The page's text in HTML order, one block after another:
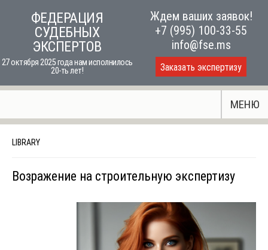
ФЕДЕРАЦИЯ
СУДЕБНЫХ
ЭКСПЕРТОВ
27 октября 2025 года нам исполнилось
20-ть лет!
Ждем ваших заявок!
+7 (995) 100-33-55
info@fse.ms
Заказать экспертизу
МЕНЮ
LIBRARY
Возражение на строительную экспертизу